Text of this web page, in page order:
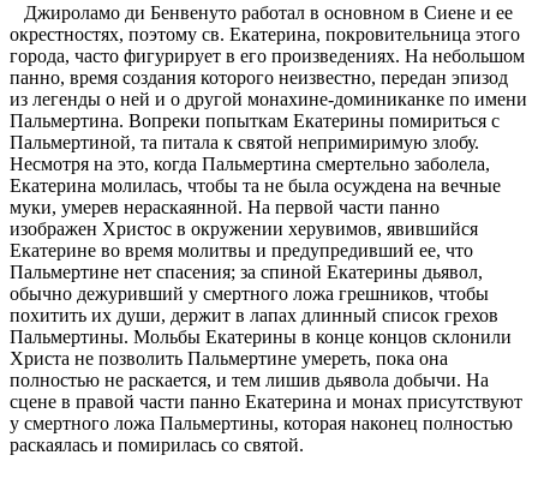
Джироламо ди Бенвенуто работал в основном в Сиене и ее
окрестностях, поэтому св. Екатерина, покровительница этого
города, часто фигурирует в его произведениях. На небольшом
панно, время создания которого неизвестно, передан эпизод
из легенды о ней и о другой монахине-доминиканке по имени
Пальмертина. Вопреки попыткам Екатерины помириться с
Пальмертиной, та питала к святой непримиримую злобу.
Несмотря на это, когда Пальмертина смертельно заболела,
Екатерина молилась, чтобы та не была осуждена на вечные
муки, умерев нераскаянной. На первой части панно
изображен Христос в окружении херувимов, явившийся
Екатерине во время молитвы и предупредивший ее, что
Пальмертине нет спасения; за спиной Екатерины дьявол,
обычно дежуривший у смертного ложа грешников, чтобы
похитить их души, держит в лапах длинный список грехов
Пальмертины. Мольбы Екатерины в конце концов склонили
Христа не позволить Пальмертине умереть, пока она
полностью не раскается, и тем лишив дьявола добычи. На
сцене в правой части панно Екатерина и монах присутствуют
у смертного ложа Пальмертины, которая наконец полностью
раскаялась и помирилась со святой.